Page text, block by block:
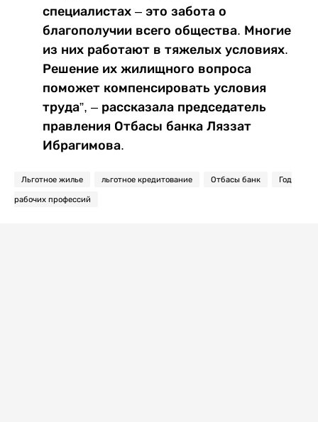
специалистах – это забота о
благополучии всего общества. Многие
из них работают в тяжелых условиях.
Решение их жилищного вопроса
поможет компенсировать условия
труда”, – рассказала председатель
правления Отбасы банка Ляззат
Ибрагимова.
Льготное жилье льготное кредитование Отбасы банк Год
рабочих профессий